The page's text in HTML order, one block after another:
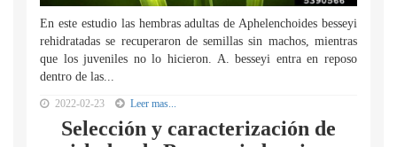
En este estudio las hembras adultas de Aphelenchoides besseyi
rehidratadas se recuperaron de semillas sin machos, mientras
que los juveniles no lo hicieron. A. besseyi entra en reposo
dentro de las...
2022-02-23 Leer mas...
Selección y caracterización de